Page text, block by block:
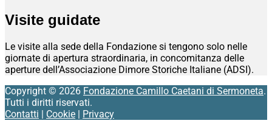
Visite guidate
Le visite alla sede della Fondazione si tengono solo nelle
giornate di apertura straordinaria, in concomitanza delle
aperture dell’Associazione Dimore Storiche Italiane (ADSI).
Copyright © 2026 Fondazione Camillo Caetani di Sermoneta.
Tutti i diritti riservati.
Contatti
Cookie
Privacy